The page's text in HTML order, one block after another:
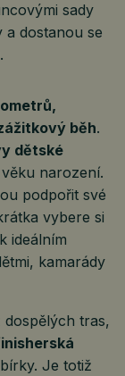
sady
dostanou se
běh.
dětské
narození.
podpořit své
vybere si
ideálním
kamarády
tras,
Je totiž